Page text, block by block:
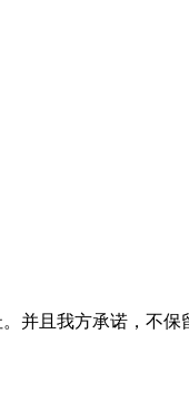
并且我方承诺，不